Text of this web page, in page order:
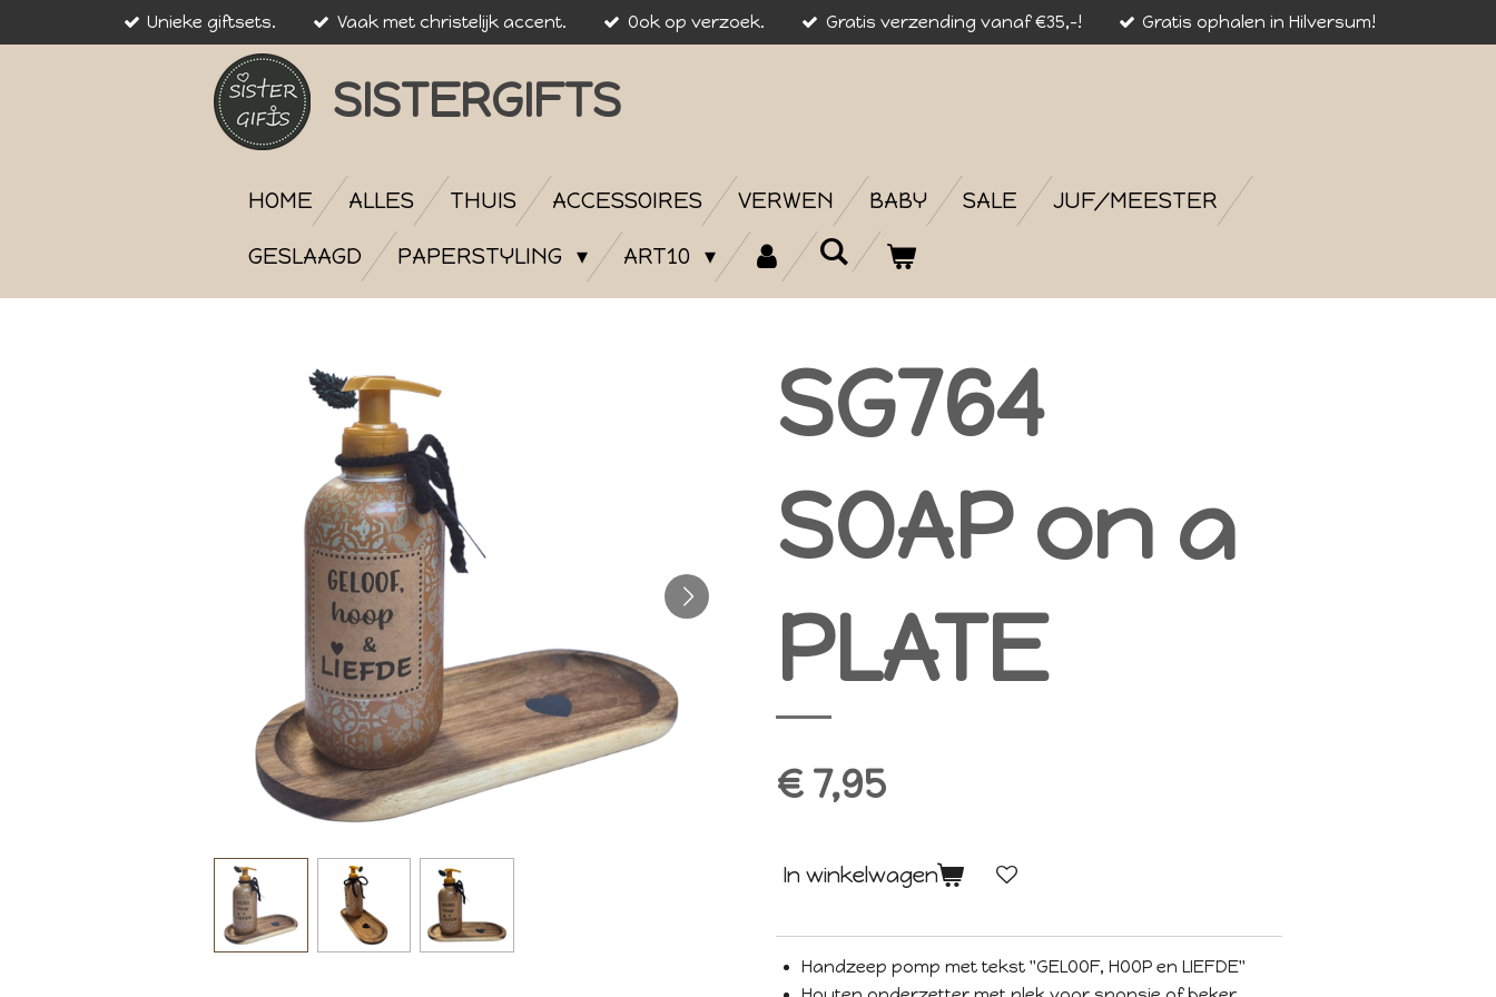
Unieke giftsets. Vaak met christelijk accent. Ook op verzoek. Gratis verzending vanaf €35,-! Gratis ophalen in Hilversum!
SISTERGIFTS
HOME ALLES THUIS ACCESSOIRES VERWEN BABY SALE JUF/MEESTER
GESLAAGD PAPERSTYLING ART10
SG764
SOAP on a
PLATE
€ 7,95
In winkelwagen
Handzeep pomp met tekst "GELOOF, HOOP en LIEFDE"